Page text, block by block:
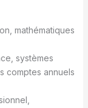
mathématiques
systèmes
comptes annuels